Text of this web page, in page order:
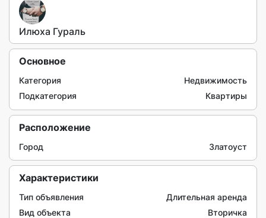
Илюха Гураль
Основное
Категория
Недвижимость
Подкатегория
Квартиры
Расположение
Город Златоуст
Характеристики
Тип объявления
Длительная аренда
Вид объекта
Вторичка